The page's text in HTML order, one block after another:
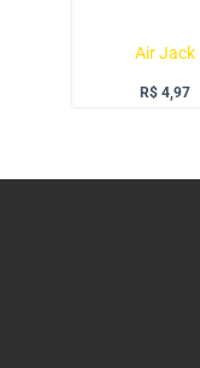
Air Jack
R$ 4,97